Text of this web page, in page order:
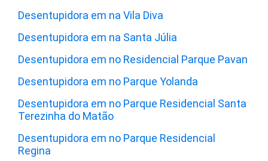
Desentupidora em na Vila Diva
Desentupidora em na Santa Júlia
Desentupidora em no Residencial Parque Pavan
Desentupidora em no Parque Yolanda
Desentupidora em no Parque Residencial Santa
Terezinha do Matão
Desentupidora em no Parque Residencial
Regina